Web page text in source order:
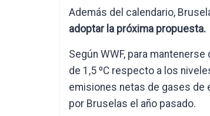
Además del calendario,
adoptar la próxima propuesta.
Según WWF, para
de 1,5 ºC respecto a los
emisiones netas de gases de
por Bruselas el año pasado.